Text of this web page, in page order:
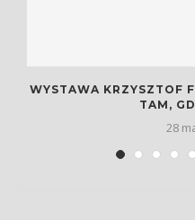
WYSTAWA KRZYSZTOF
TAM,
28